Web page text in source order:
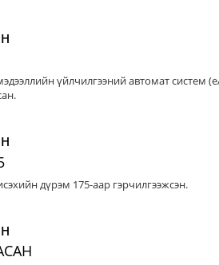
үйлчилгээний автомат систем
дүрэм 175-аар гэрчилгээжсэн.